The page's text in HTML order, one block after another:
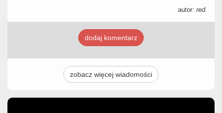
autor: red.
dodaj komentarz
zobacz więcej wiadomości